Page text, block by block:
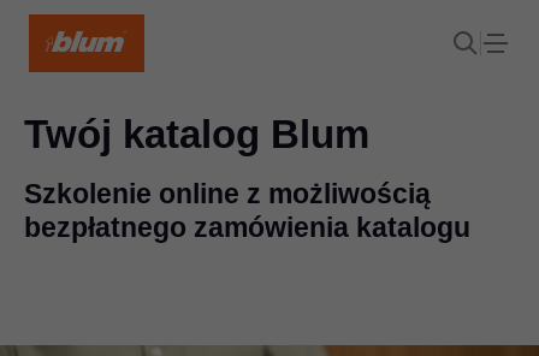
Twój katalog Blum
Szkolenie online z możliwością
bezpłatnego zamówienia katalogu